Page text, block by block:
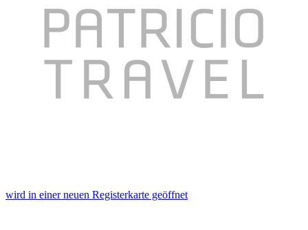
wird in einer neuen Registerkarte geöffnet